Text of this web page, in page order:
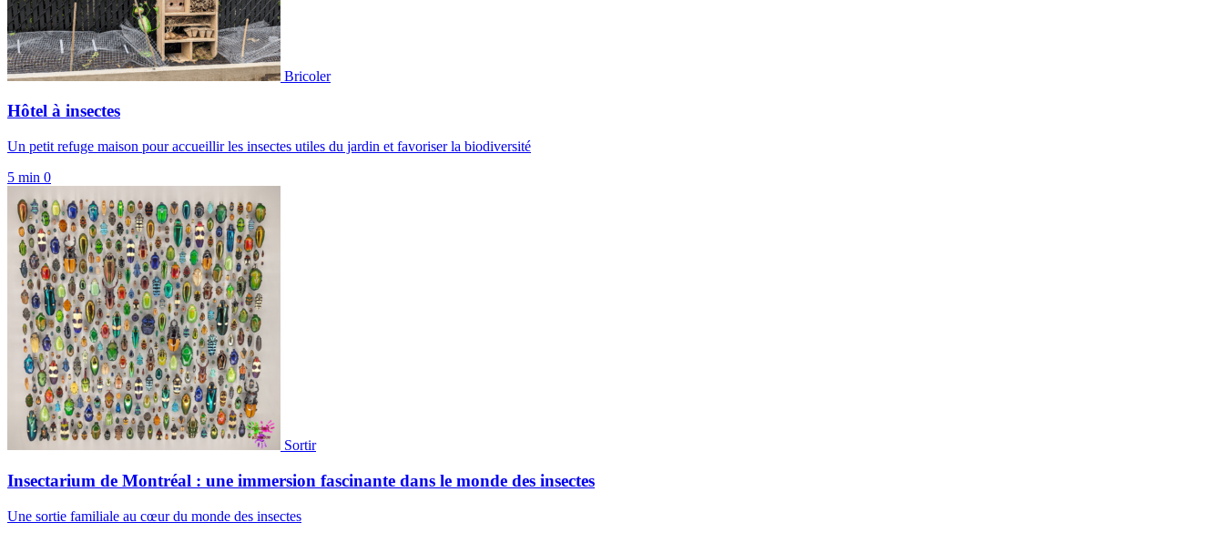
Bricoler
Hôtel à insectes
Un petit refuge maison pour accueillir les insectes utiles du jardin et favoriser la biodiversité
5 min 0
Sortir
Insectarium de Montréal : une immersion fascinante dans le monde des insectes
Une sortie familiale au cœur du monde des insectes